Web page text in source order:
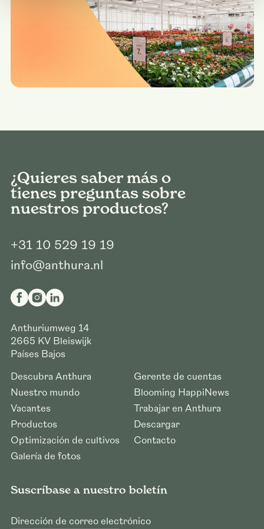
¿Quieres saber más o
tienes preguntas sobre
nuestros productos?
+31 10 529 19 19
info@anthura.nl
Anthuriumweg 14
2665 KV Bleiswijk
Países Bajos
Descubra Anthura
Nuestro mundo
Vacantes
Productos
Optimización de cultivos
Galería de fotos
Gerente de cuentas
Blooming HappiNews
Trabajar en Anthura
Descargar
Contacto
Suscríbase a nuestro boletín
Dirección de correo electrónico